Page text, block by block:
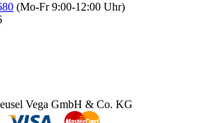
(Mo-Fr 9:00-12:00 Uhr)
Vega GmbH & Co. KG